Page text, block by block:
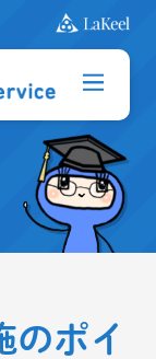
のポイ